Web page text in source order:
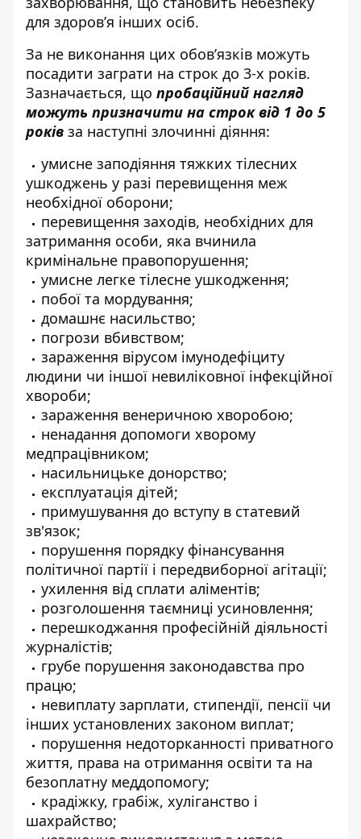
для здоров’я інших осіб.
За не виконання цих обов’язків можуть
посадити заграти на строк до 3-х років.
Зазначається, що пробаційний нагляд
можуть призначити на строк від 1 до 5
років за наступні злочинні діяння:
умисне заподіяння тяжких тілесних
ушкоджень у разі перевищення меж
необхідної оборони;
перевищення заходів, необхідних для
затримання особи, яка вчинила
кримінальне правопорушення;
умисне легке тілесне ушкодження;
побої та мордування;
домашнє насильство;
погрози вбивством;
зараження вірусом імунодефіциту
людини чи іншої невиліковної інфекційної
хвороби;
зараження венеричною хворобою;
ненадання допомоги хворому
медпрацівником;
насильницьке донорство;
експлуатація дітей;
примушування до вступу в статевий
зв'язок;
порушення порядку фінансування
політичної партії і передвиборної агітації;
ухилення від сплати аліментів;
розголошення таємниці усиновлення;
перешкоджання професійній діяльності
журналістів;
грубе порушення законодавства про
працю;
невиплату зарплати, стипендії, пенсії чи
інших установлених законом виплат;
порушення недоторканності приватного
життя, права на отримання освіти та на
безоплатну меддопомогу;
крадіжку, грабіж, хуліганство і
шахрайство;